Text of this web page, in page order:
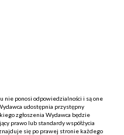
nie ponosi odpowiedzialności i są one
udostępnia przystępny
zgłoszenia Wydawca będzie
prawo lub standardy współżycia
się po prawej stronie każdego